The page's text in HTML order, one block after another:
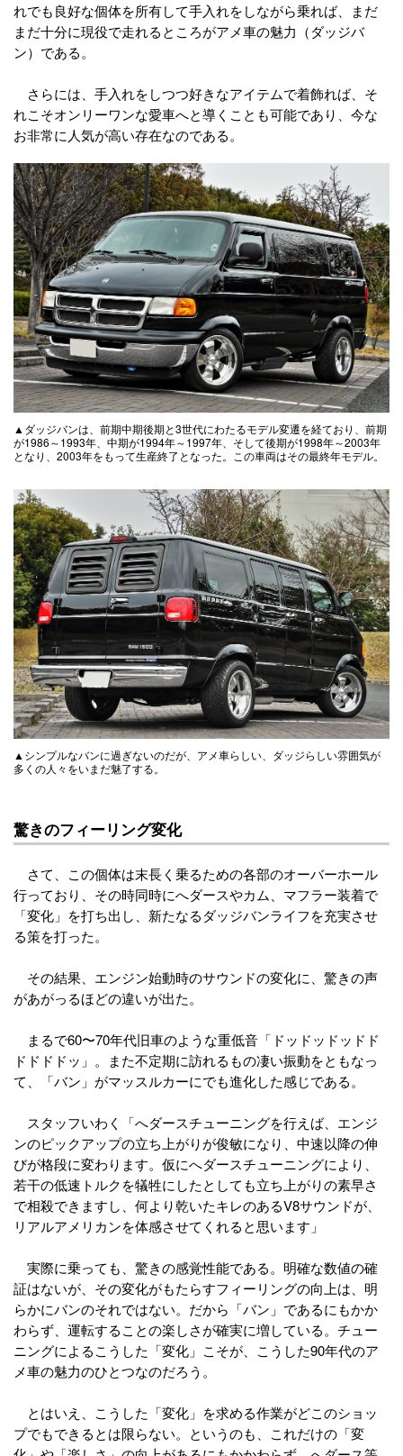
れでも良好な個体を所有して手入れをしながら乗れば、まだ
まだ十分に現役で走れるところがアメ車の魅力（ダッジバ
ン）である。
さらには、手入れをしつつ好きなアイテムで着飾れば、そ
れこそオンリーワンな愛車へと導くことも可能であり、今な
お非常に人気が高い存在なのである。
▲ダッジバンは、前期中期後期と3世代にわたるモデル変遷を経ており、前期
が1986～1993年、中期が1994年～1997年、そして後期が1998年～2003年
となり、2003年をもって生産終了となった。この車両はその最終年モデル。
▲シンプルなバンに過ぎないのだが、アメ車らしい、ダッジらしい雰囲気が
多くの人々をいまだ魅了する。
驚きのフィーリング変化
さて、この個体は末長く乗るための各部のオーバーホール
行っており、その時同時にへダースやカム、マフラー装着で
「変化」を打ち出し、新たなるダッジバンライフを充実させ
る策を打った。
その結果、エンジン始動時のサウンドの変化に、驚きの声
があがっるほどの違いが出た。
まるで60〜70年代旧車のような重低音「ドッドッドッドド
ドドドドッ」。また不定期に訪れるもの凄い振動をともなっ
て、「バン」がマッスルカーにでも進化した感じである。
スタッフいわく「へダースチューニングを行えば、エンジ
ンのピックアップの立ち上がりが俊敏になり、中速以降の伸
びが格段に変わります。仮にへダースチューニングにより、
若干の低速トルクを犠牲にしたとしても立ち上がりの素早さ
で相殺できますし、何より乾いたキレのあるV8サウンドが、
リアルアメリカンを体感させてくれると思います」
実際に乗っても、驚きの感覚性能である。明確な数値の確
証はないが、その変化がもたらすフィーリングの向上は、明
らかにバンのそれではない。だから「バン」であるにもかか
わらず、運転することの楽しさが確実に増している。チュー
ニングによるこうした「変化」こそが、こうした90年代のア
メ車の魅力のひとつなのだろう。
とはいえ、こうした「変化」を求める作業がどこのショッ
プでもできるとは限らない。というのも、これだけの「変